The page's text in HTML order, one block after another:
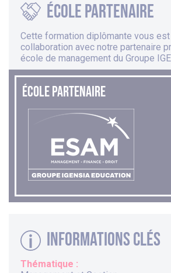
école partenaire
Cette formation diplômante vous
collaboration avec notre partenaire
école de management du Groupe
ÉCOLE PARTENAIRE
Informations clés
Thématique :